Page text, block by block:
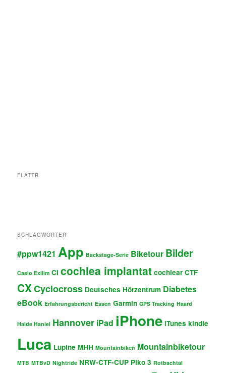
FLATTR
SCHLAGWÖRTER
#ppw1421 App Backstage-Serie Biketour Bilder
Casio Exilim CI cochlea implantat cochlear CTF
CXCyclocross Deutsches Hörzentrum Diabetes
eBook Erfahrungsbericht Essen Garmin GPS Tracking Haard
Halde Haniel Hannover iPad iPhone iTunes kindle
Luca Lupine MHH Mountainbiken Mountainbiketour
MTB MTBvD Nightride NRW-CTF-CUP Piko 3 Rotbachtal